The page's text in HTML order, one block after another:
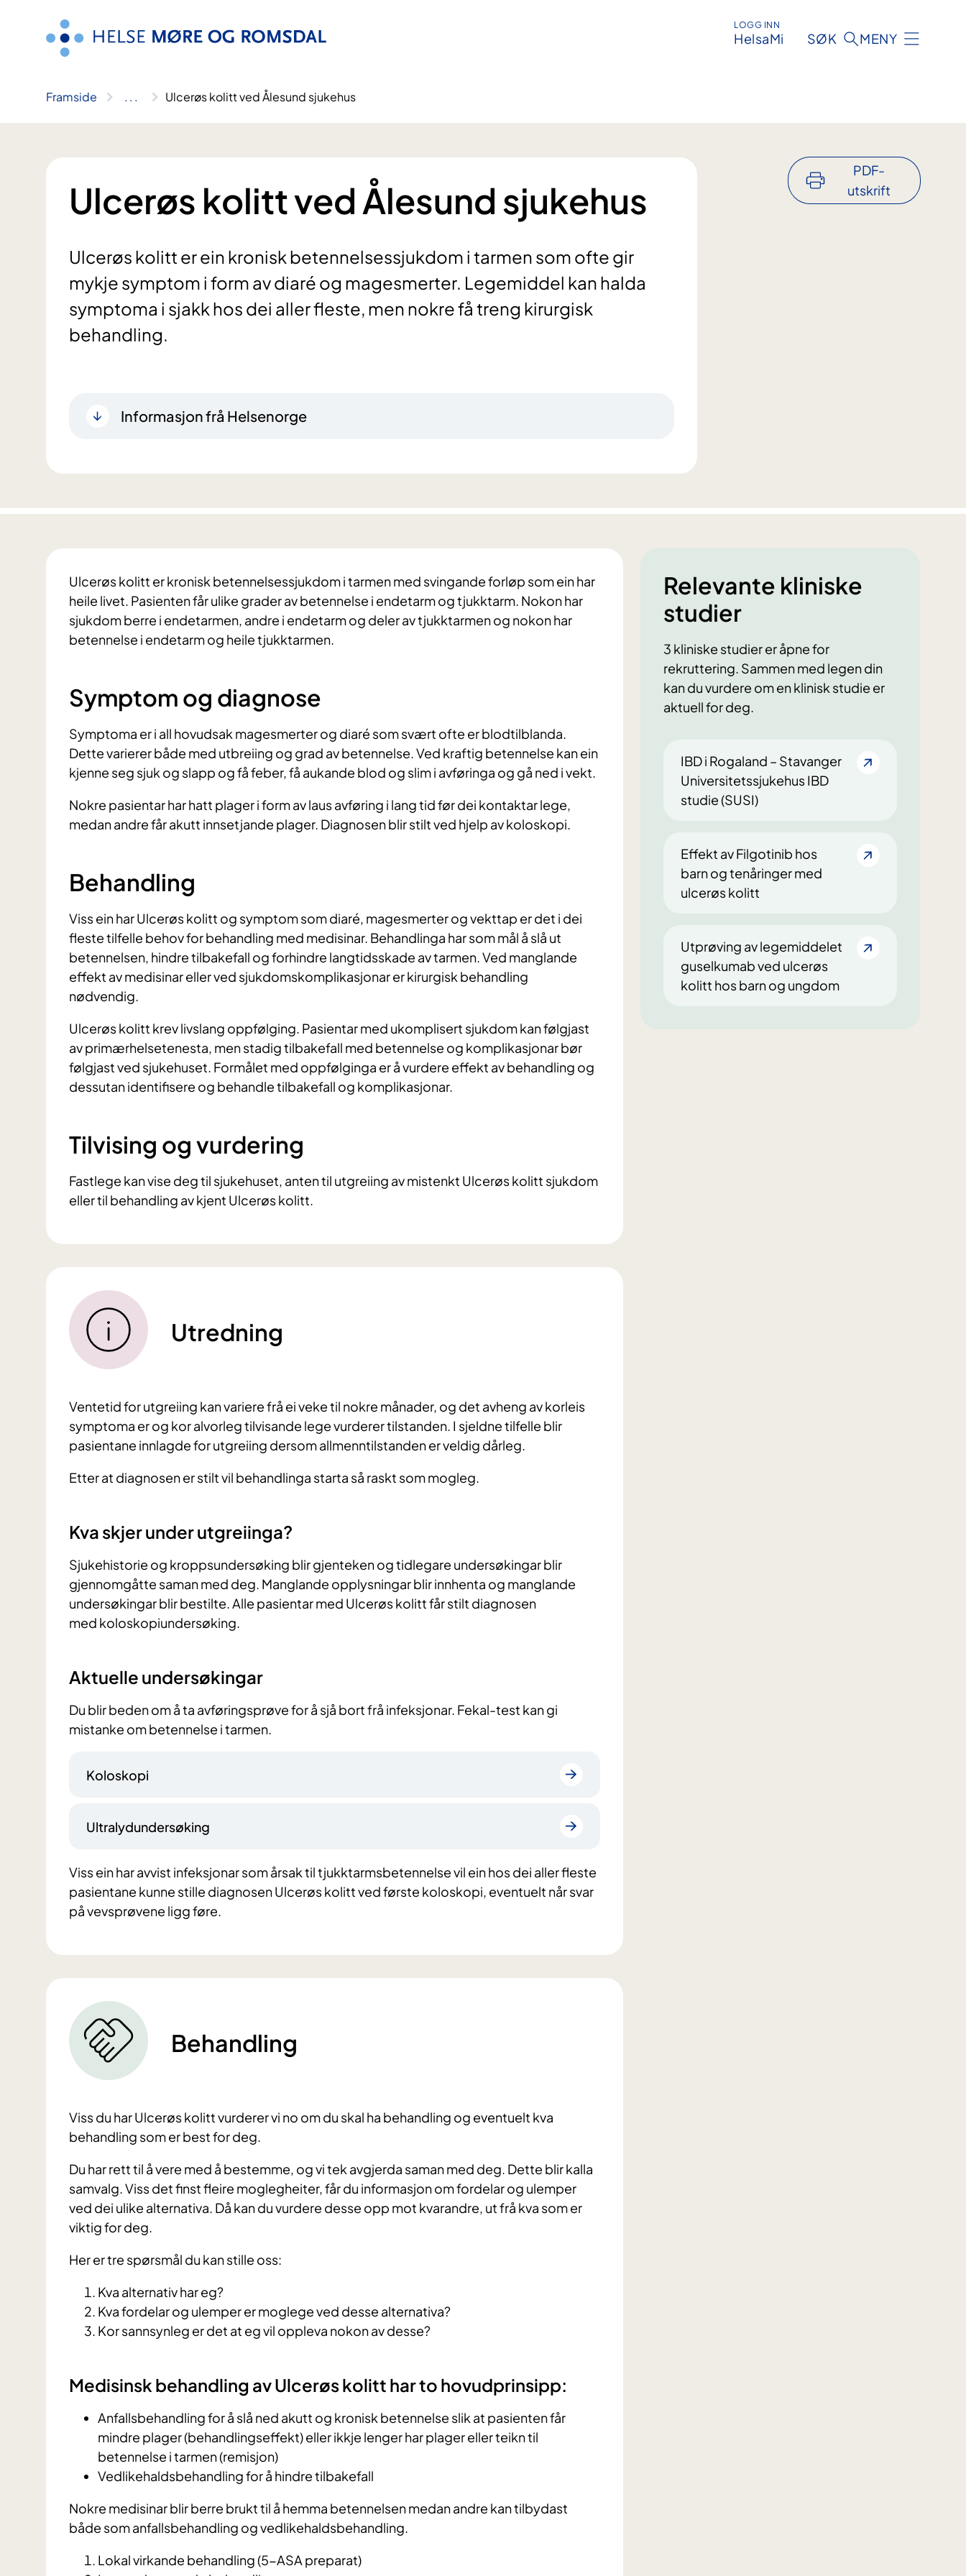
LOGG INN
HelsaMi SØK MENY
Framside .. . Ulcerøs kolitt ved Ålesund sjukehus
Ulcerøs kolitt ved Ålesund sjukehus
Ulcerøs kolitt er ein kronisk betennelsessjukdom i tarmen som ofte gir
mykje symptom i form av diaré og magesmerter. Legemiddel kan halda
symptoma i sjakk hos dei aller fleste, men nokre få treng kirurgisk
behandling.
Informasjon frå Helsenorge
PDF-
utskrift
Ulcerøs kolitt er kronisk betennelsessjukdom i tarmen med svingande forløp som ein har
heile livet. Pasienten får ulike grader av betennelse i endetarm og tjukktarm. Nokon har
sjukdom berre i endetarmen, andre i endetarm og deler av tjukktarmen og nokon har
betennelse i endetarm og heile tjukktarmen.
Symptom og diagnose
Symptoma er i all hovudsak magesmerter og diaré som svært ofte er blodtilblanda.
Dette varierer både med utbreiing og grad av betennelse. Ved kraftig betennelse kan ein
kjenne seg sjuk og slapp og få feber, få aukande blod og slim i avføringa og gå ned i vekt.
Nokre pasientar har hatt plager i form av laus avføring i lang tid før dei kontaktar lege,
medan andre får akutt innsetjande plager. Diagnosen blir stilt ved hjelp av koloskopi.
Behandling
Viss ein har Ulcerøs kolitt og symptom som diaré, magesmerter og vekttap er det i dei
fleste tilfelle behov for behandling med medisinar. Behandlinga har som mål å slå ut
betennelsen, hindre tilbakefall og forhindre langtidsskade av tarmen. Ved manglande
effekt av medisinar eller ved sjukdomskomplikasjonar er kirurgisk behandling
nødvendig.
Ulcerøs kolitt krev livslang oppfølging. Pasientar med ukomplisert sjukdom kan følgjast
av primærhelsetenesta, men stadig tilbakefall med betennelse og komplikasjonar bør
følgjast ved sjukehuset. Formålet med oppfølginga er å vurdere effekt av behandling og
dessutan identifisere og behandle tilbakefall og komplikasjonar.
Tilvising og vurdering
Fastlege kan vise deg til sjukehuset, anten til utgreiing av mistenkt Ulcerøs kolitt sjukdom
eller til behandling av kjent Ulcerøs kolitt.
Relevante kliniske
studier
3 kliniske studier er åpne for
rekruttering. Sammen med legen din
kan du vurdere om en klinisk studie er
aktuell for deg.
IBD i Rogaland – Stavanger
Universitetssjukehus IBD
studie (SUSI)
Effekt av Filgotinib hos
barn og tenåringer med
ulcerøs kolitt
Utprøving av legemiddelet
guselkumab ved ulcerøs
kolitt hos barn og ungdom
Utredning
Ventetid for utgreiing kan variere frå ei veke til nokre månader, og det avheng av korleis
symptoma er og kor alvorleg tilvisande lege vurderer tilstanden. I sjeldne tilfelle blir
pasientane innlagde for utgreiing dersom allmenntilstanden er veldig dårleg.
Etter at diagnosen er stilt vil behandlinga starta så raskt som mogleg.
Kva skjer under utgreiinga?
Sjukehistorie og kroppsundersøking blir gjenteken og tidlegare undersøkingar blir
gjennomgåtte saman med deg. Manglande opplysningar blir innhenta og manglande
undersøkingar blir bestilte. Alle pasientar med Ulcerøs kolitt får stilt diagnosen
med koloskopiundersøking.
Aktuelle undersøkingar
Du blir beden om å ta avføringsprøve for å sjå bort frå infeksjonar. Fekal-test kan gi
mistanke om betennelse i tarmen.
Koloskopi
Ultralydundersøking
Viss ein har avvist infeksjonar som årsak til tjukktarmsbetennelse vil ein hos dei aller fleste
pasientane kunne stille diagnosen Ulcerøs kolitt ved første koloskopi, eventuelt når svar
på vevsprøvene ligg føre.
Behandling
Viss du har Ulcerøs kolitt vurderer vi no om du skal ha behandling og eventuelt kva
behandling som er best for deg.
Du har rett til å vere med å bestemme, og vi tek avgjerda saman med deg. Dette blir kalla
samvalg. Viss det finst fleire moglegheiter, får du informasjon om fordelar og ulemper
ved dei ulike alternativa. Då kan du vurdere desse opp mot kvarandre, ut frå kva som er
viktig for deg.
Her er tre spørsmål du kan stille oss:
Kva alternativ har eg?
Kva fordelar og ulemper er moglege ved desse alternativa?
Kor sannsynleg er det at eg vil oppleva nokon av desse?
Medisinsk behandling av Ulcerøs kolitt har to hovudprinsipp:
Anfallsbehandling for å slå ned akutt og kronisk betennelse slik at pasienten får
mindre plager (behandlingseffekt) eller ikkje lenger har plager eller teikn til
betennelse i tarmen (remisjon)
Vedlikehaldsbehandling for å hindre tilbakefall
Nokre medisinar blir berre brukt til å hemma betennelsen medan andre kan tilbydast
både som anfallsbehandling og vedlikehaldsbehandling.
Lokal virkande behandling (5-ASA preparat)